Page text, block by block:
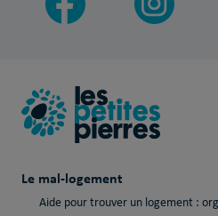
Le mal-logement
Aide pour trouver un logement :